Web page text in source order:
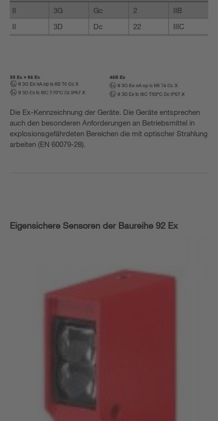
II
3G Gc 2
IIB
II
3D Dc 22 IIIC
Die Ex-Kennzeichnung der Geräte. Die Geräte entsprechen
auch den besonderen Anforderungen an Betriebsmittel in
explosionsgefährdeten Bereichen die mit optischer Strahlung
arbeiten (EN 60079-28).
Eigensichere Sensoren der Baureihe 92 Ex